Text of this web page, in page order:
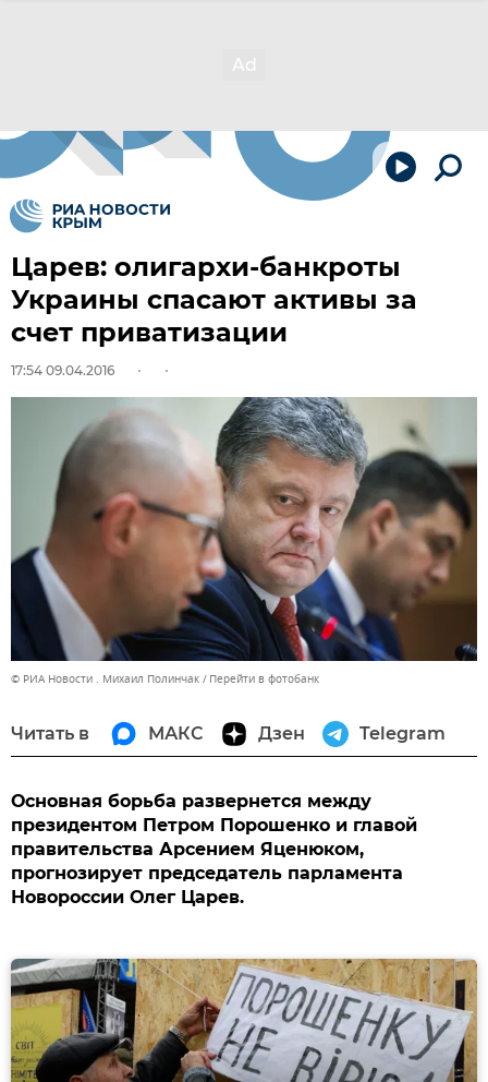
Царев: олигархи-банкроты
Украины спасают активы за
счет приватизации
17:54 09.04.2016
© РИА Новости . Михаил Полинчак Перейти в фотобанк
Читать в МАКС Дзен Telegram
Основная борьба развернется между
президентом Петром Порошенко и главой
правительства Арсением Яценюком,
прогнозирует председатель парламента
Новороссии Олег Царев.